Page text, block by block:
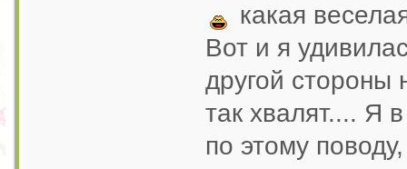
какая
Вот и я
другой стороны
так хвалят.... Я
по этому